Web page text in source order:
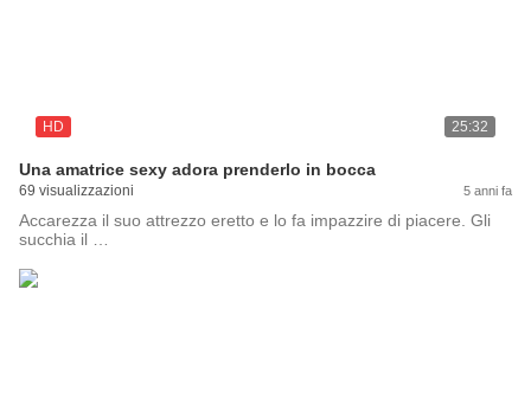
HD 25:32
Una amatrice sexy adora prenderlo in bocca
69 visualizzazioni 5 anni fa
Accarezza il suo attrezzo eretto e lo fa impazzire di piacere. Gli
succhia il …